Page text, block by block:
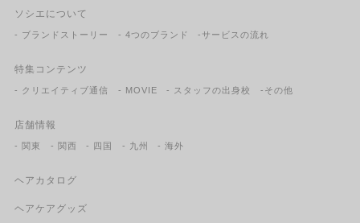
ソシエについて
- ブランドストーリー - 4つのブランド -サービスの流れ
特集コンテンツ
- クリエイティブ通信 - MOVIE - スタッフの出身校 -その他
店舗情報
- 関東 - 関西 - 四国 - 九州 - 海外
ヘアカタログ
ヘアケアグッズ